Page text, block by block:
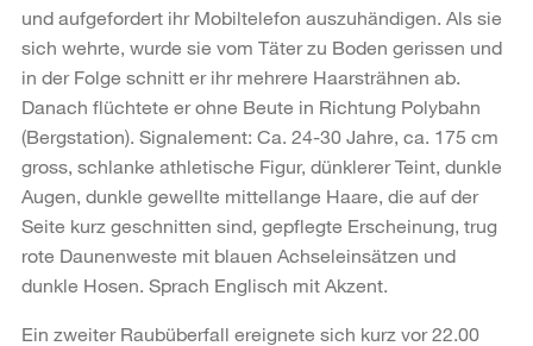
und aufgefordert ihr Mobiltelefon auszuhändigen. Als sie
sich wehrte, wurde sie vom Täter zu Boden gerissen und
in der Folge schnitt er ihr mehrere Haarsträhnen ab.
Danach flüchtete er ohne Beute in Richtung Polybahn
(Bergstation). Signalement: Ca. 24-30 Jahre, ca. 175 cm
gross, schlanke athletische Figur, dünklerer Teint, dunkle
Augen, dunkle gewellte mittellange Haare, die auf der
Seite kurz geschnitten sind, gepflegte Erscheinung, trug
rote Daunenweste mit blauen Achseleinsätzen und
dunkle Hosen. Sprach Englisch mit Akzent.
Ein zweiter Raubüberfall ereignete sich kurz vor 22.00